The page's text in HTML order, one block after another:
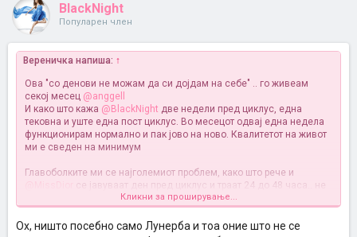
BlackNight
Популарен член
Вереничка напиша: ↑
Ова "со денови не можам да си дојдам на себе" .. го живеам
секој месец @anggell
И како што кажа @BlackNight две недели пред циклус, една
тековна и уште една пост циклус. Во месецот одвај една недела
функционирам нормално и пак јово на ново. Квалитетот на живот
ми е сведен на минимум
Главоболките ми се најголемиот проблем, како што рече и
се јавуваат ден пред циклус и траат 24 до 48 часа.. не
можам од кревет да станам, од слаба(ако сум пиела таблета) до
исклучително интензивна мигренозна болка која буквално ме
треска од земја. А да е само главоболката... анксиозност, страв,
Кликни за проширување...
Ох, ништо посебно само Лунерба и тоа оние што не се